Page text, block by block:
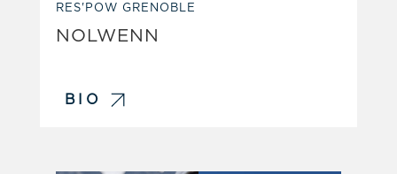
RES'POW GRENOBLE
NOLWENN
BIO